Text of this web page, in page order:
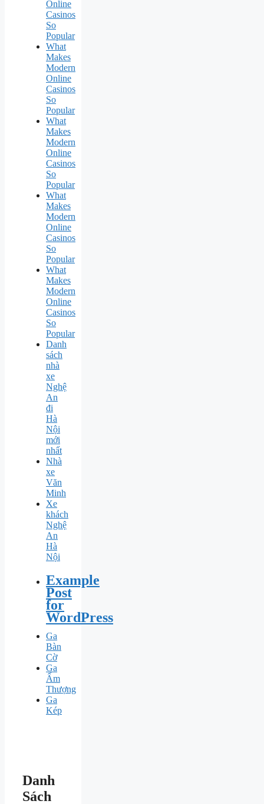
Online
Casinos
So
Popular
What
Makes
Modern
Online
Casinos
So
Popular
What
Makes
Modern
Online
Casinos
So
Popular
What
Makes
Modern
Online
Casinos
So
Popular
What
Makes
Modern
Online
Casinos
So
Popular
Danh
sách
nhà
xe
Nghệ
An
đi
Hà
Nội
mới
nhất
Nhà
xe
Văn
Minh
Xe
khách
Nghệ
An
Hà
Nội
Example
Post
for
WordPress
Ga
Bàn
Cờ
Ga
Ấm
Thượng
Ga
Kép
Danh
Sách